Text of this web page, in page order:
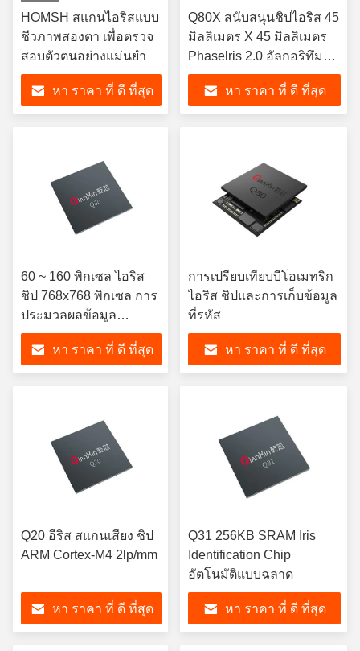
HOMSH สแกนไอริสแบบ
ชีวภาพสองตา เพื่อตรวจ
สอบตัวตนอย่างแม่นยํา
หา ราคา ที่ ดี ที่สุด
Q80X สนับสนุนชิปไอริส 45
มิลลิเมตร X 45 มิลลิเมตร
Phaselris 2.0 อัลกอริทึม
การจํา
หา ราคา ที่ ดี ที่สุด
60 ~ 160 พิกเซล ไอริส
ชิป 768x768 พิกเซล การ
ประมวลผลข้อมูล
ความเร็วสูง
หา ราคา ที่ ดี ที่สุด
การเปรียบเทียบบีโอเมทริก
ไอริส ชิปและการเก็บข้อมูล
ที่รหัส
หา ราคา ที่ ดี ที่สุด
Q20 อีริส สแกนเสียง ชิป
ARM Cortex-M4 2lp/mm
หา ราคา ที่ ดี ที่สุด
Q31 256KB SRAM Iris
Identification Chip
อัตโนมัติแบบฉลาด
หา ราคา ที่ ดี ที่สุด